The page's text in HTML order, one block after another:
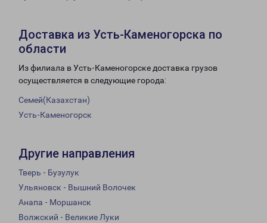
Доставка из Усть-Каменогорска по
области
Из филиала в Усть-Каменогорске доставка грузов
осуществляется в следующие города:
Семей(Казахстан)
Усть-Каменогорск
Другие направления
Тверь - Бузулук
Ульяновск - Вышний Волочек
Анапа - Моршанск
Волжский - Великие Луки